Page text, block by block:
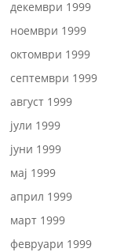
декември 1999
ноември 1999
октомври 1999
септември 1999
август 1999
јули 1999
јуни 1999
мај 1999
април 1999
март 1999
февруари 1999